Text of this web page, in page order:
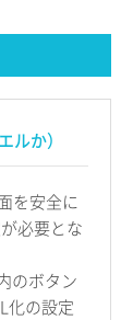
ルか）
を安全に
必要とな
のボタン
化の設定